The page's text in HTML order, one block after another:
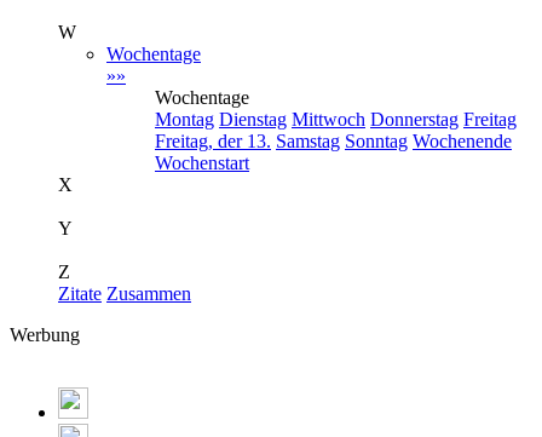
W
Wochentage
»»
Wochentage
Montag Dienstag Mittwoch Donnerstag Freitag
Freitag, der 13. Samstag Sonntag Wochenende
Wochenstart
X
Y
Z
Zitate Zusammen
Werbung